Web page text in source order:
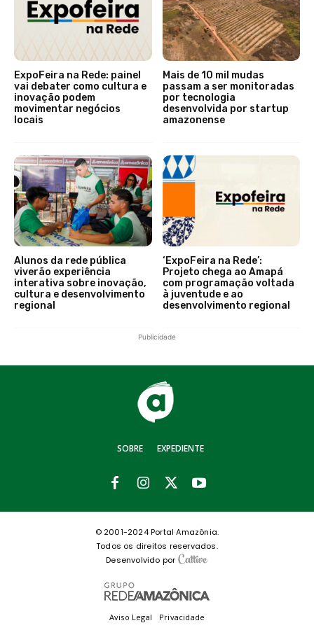
ExpoFeira na Rede: painel
vai debater como cultura e
inovação podem
movimentar negócios
locais
Mais de 10 mil mudas
passam a ser monitoradas
por tecnologia
desenvolvida por startup
amazonense
Alunos da rede pública
viverão experiência
interativa sobre inovação,
cultura e desenvolvimento
regional
‘ExpoFeira na Rede’:
Projeto chega ao Amapá
com programação voltada
à juventude e ao
desenvolvimento regional
Publicidade
SOBRE EXPEDIENTE
© 2001-2024 Portal Amazônia.
Todos os direitos reservados.
Desenvolvido por
Aviso Legal Privacidade